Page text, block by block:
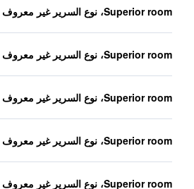
Superior room، نوع السرير غير معروف
Superior room، نوع السرير غير معروف
Superior room، نوع السرير غير معروف
Superior room، نوع السرير غير معروف
Superior room، نوع السرير غير معروف